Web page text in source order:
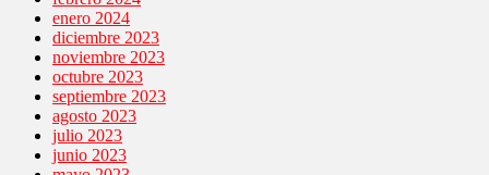
enero 2024
diciembre 2023
noviembre 2023
octubre 2023
septiembre 2023
agosto 2023
julio 2023
junio 2023